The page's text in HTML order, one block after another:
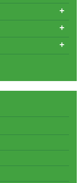
+
+
+